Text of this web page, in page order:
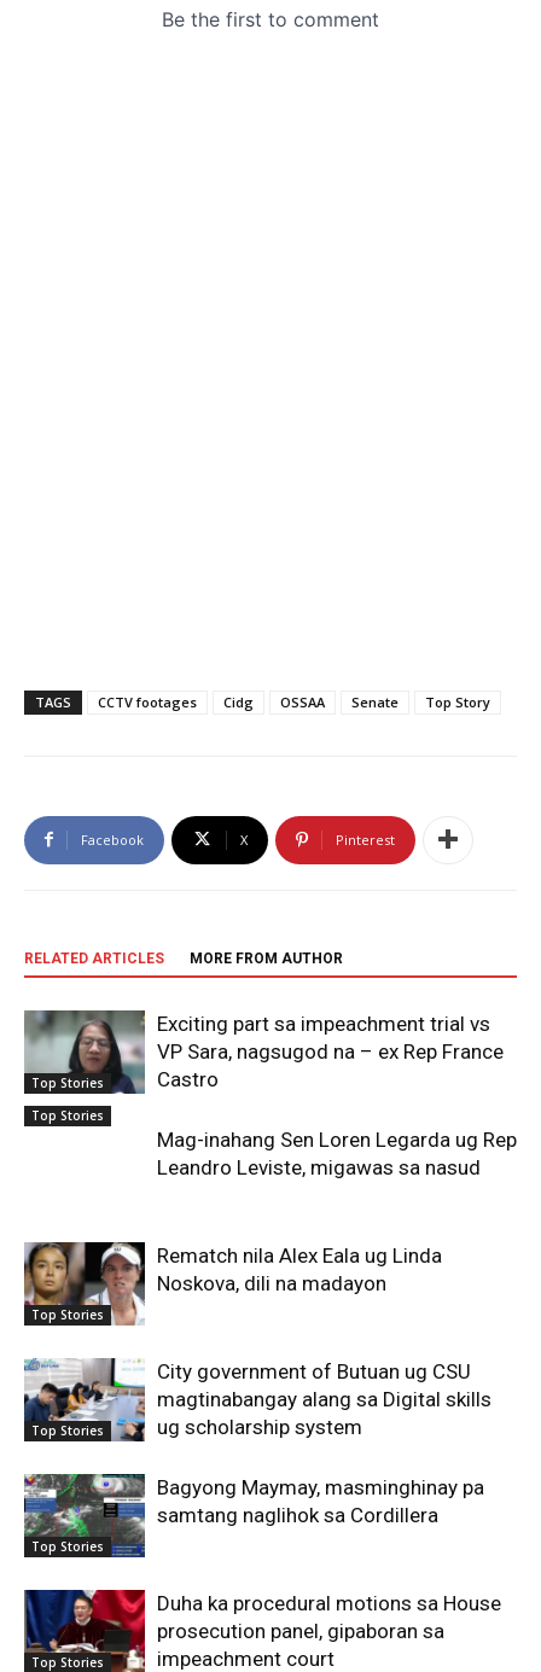
TAGS CCTV footages Cidg OSSAA Senate Top Story
Facebook X Pinterest
RELATED ARTICLES MORE FROM AUTHOR
Top Stories
Exciting part sa impeachment trial vs
VP Sara, nagsugod na – ex Rep France
Castro
Top Stories
Mag-inahang Sen Loren Legarda ug Rep
Leandro Leviste, migawas sa nasud
Top Stories
Rematch nila Alex Eala ug Linda
Noskova, dili na madayon
Top Stories
City government of Butuan ug CSU
magtinabangay alang sa Digital skills
ug scholarship system
Top Stories
Bagyong Maymay, masminghinay pa
samtang naglihok sa Cordillera
Top Stories
Duha ka procedural motions sa House
prosecution panel, gipaboran sa
impeachment court